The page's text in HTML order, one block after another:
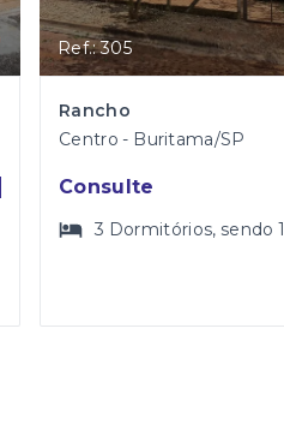
Ref.: 305
Rancho
Centro - Buritama/SP
Consulte
3 Dormitórios, sendo1